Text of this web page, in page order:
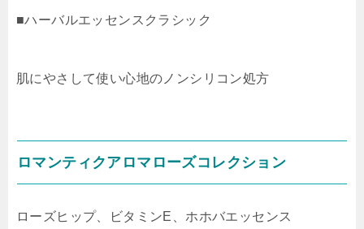
■ハーバルエッセンスクラシック
肌にやさして使い心地のノンシリコン処方
ロマンティクアロマローズコレクション
ローズヒップ、ビタミンE、ホホバエッセンス